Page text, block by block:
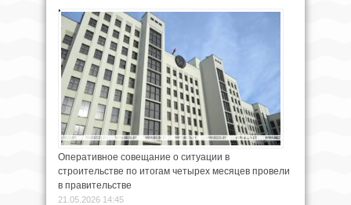
Оперативное совещание о ситуации в
строительстве по итогам четырех месяцев провели
в правительстве
21.05.2026 14:45